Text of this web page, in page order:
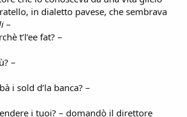
in dialetto pavese, che sembrava
–
t’l’ee fat? –
–
i sold d’la banca? –
i tuoi? – domandò il direttore